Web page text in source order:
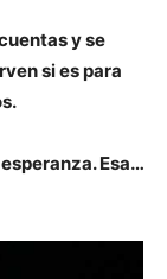
y se
si es para
Esa…